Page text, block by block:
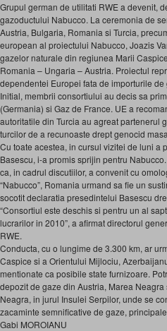
Grupul german de utilitati RWE a devenit,
gazoductului Nabucco. La ceremonia de
Austria, Bulgaria, Romania si Turcia,
european al proiectului Nabucco, Joazis
gazelor naturale din regiunea Marii
Romania – Ungaria – Austria. Proiectul
dependentei Europei fata de importurile de
Initial, membrii consortiului au decis sa
(Germania) si Gaz de France. UE a
autoritatile din Turcia au agreat partenerul
turcilor de a recunoaste drept genocid
Cu toate acestea, in cursul vizitei de luni a
Basescu, i-a promis sprijin pentru
ca, in cadrul discutiilor, a convenit cu
“Nabucco”, Romania urmand sa fie un
socotit declaratia presedintelui Basescu
“Consortiul este deschis si pentru un al
lucrarilor in 2010”, a afirmat directorul
RWE.
Conducta, cu o lungime de 3.300 km, ar
Caspice si a Orientului Mijlociu,
mentionate ca posibile state furnizoare.
depozit de gaze din Austria, Marea
Neagra, in jurul Insulei Serpilor, unde se
zacaminte semnificative de gaze,
Gabi MOROIANU